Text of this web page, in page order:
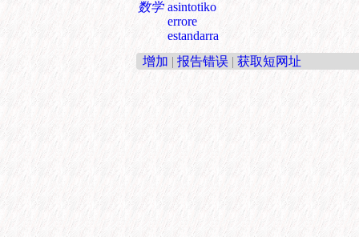
数学 asintotiko
errore
estandarra
增加 | 报告错误 | 获取短网址